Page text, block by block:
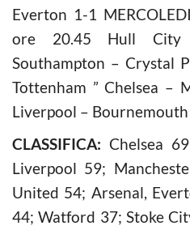
Everton 1-1
ore 20.45 Hull City
Southampton – Crystal
Tottenham ” Chelsea –
Liverpool – Bournemouth
CLASSIFICA:Chelsea
Liverpool 59;
United 54; Arsenal,
44; Watford 37; Stoke